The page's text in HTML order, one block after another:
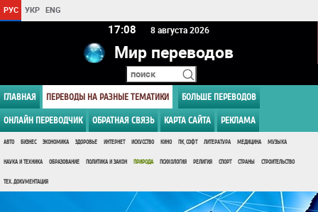
РУС УКР ENG
17 08 8 августа 2026
Мир переводов
ГЛАВНАЯ ПЕРЕВОДЫ НА РАЗНЫЕ ТЕМАТИКИ БОЛЬШЕ ПЕРЕВОДОВ
ОНЛАЙН ПЕРЕВОДЧИК ОБРАТНАЯ СВЯЗЬ КАРТА САЙТА РЕКЛАМА
АВТО БИЗНЕС ЭКОНОМИКА ЗДОРОВЬЕ ИНТЕРНЕТ ИСКУССТВО КИНО ПК, СОФТ ЛИТЕРАТУРА МЕДИЦИНА МУЗЫКА
НАУКА И ТЕХНИКА ОБРАЗОВАНИЕ ПОЛИТИКА И ЗАКОН ПРИРОДА ПСИХОЛОГИЯ РЕЛИГИЯ СПОРТ СТРАНЫ СТРОИТЕЛЬСТВО
ТЕХ. ДОКУМЕНТАЦИЯ